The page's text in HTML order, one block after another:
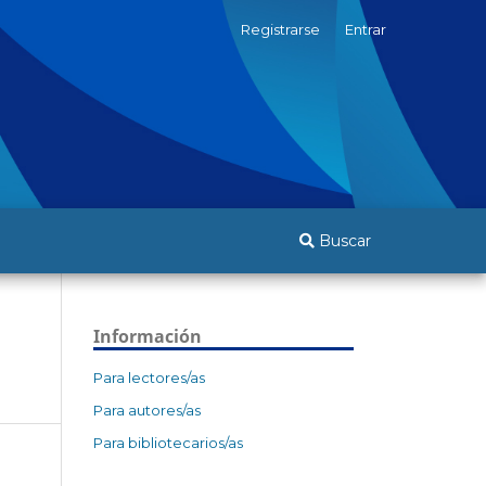
Buscar
Registrarse Entrar
Información
Para lectores/as
Para autores/as
Para bibliotecarios/as